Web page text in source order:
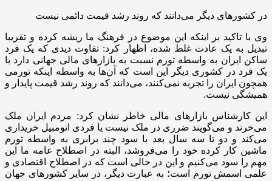
در کشورهای دیگر می‌دانند که روند رشد قیمت دائمی نیست
وی با تاکید بر اینکه این موضوع در فرهنگ ما ریشه کرده و تقریبا
تبدیل به یک عادت غلط شده، اظهار کرد: تفاوت دیدی که یک فرد
ساکن ایران به واسطه تورم نسبت به بازارهای مالی جهانی دارد با
یک فرد در کشوری دیگر این است که آن‌ها به واسطه اینکه تورمی
همچون ایران را تجربه نمی‌کنند، می‌دانند که روند رشد قیمت پایدار و
همیشگی نیست.
این کارشناس بازارهای مالی خاطر نشان کرد: مردم ایران ملک
می‌خرند و می‌گویند ضرری در ملک نیست‌ یا فردی اتومبیل خریداری
می‌کند و دو تا سه سال بعد با سود چند برابری به واسطه تورم
ماشین کار کرده خود را می‌فروشد، البته در اصطلاح عامه ما این
مهم را سود می‌کنیم و این در حالی است که در اصطلاح اقتصادی و
علمی اسمش تورم است؛ به عبارت دیگر، در سایر کشورهای جهان